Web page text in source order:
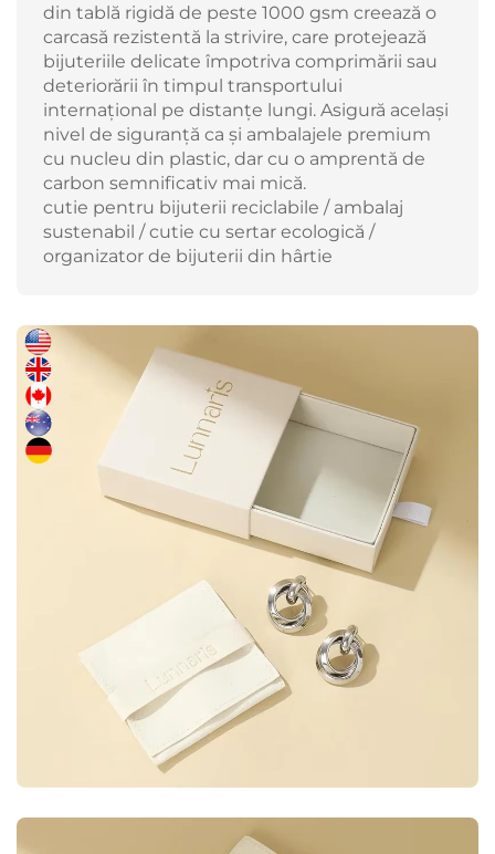
din tablă rigidă de peste 1000 gsm creează o
carcasă rezistentă la strivire, care protejează
bijuteriile delicate împotriva comprimării sau
deteriorării în timpul transportului
internațional pe distanțe lungi. Asigură același
nivel de siguranță ca și ambalajele premium
cu nucleu din plastic, dar cu o amprentă de
carbon semnificativ mai mică.
cutie pentru bijuterii reciclabile / ambalaj
sustenabil / cutie cu sertar ecologică /
organizator de bijuterii din hârtie